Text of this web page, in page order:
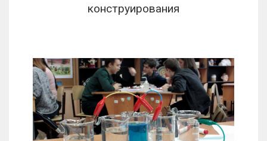
конструирования